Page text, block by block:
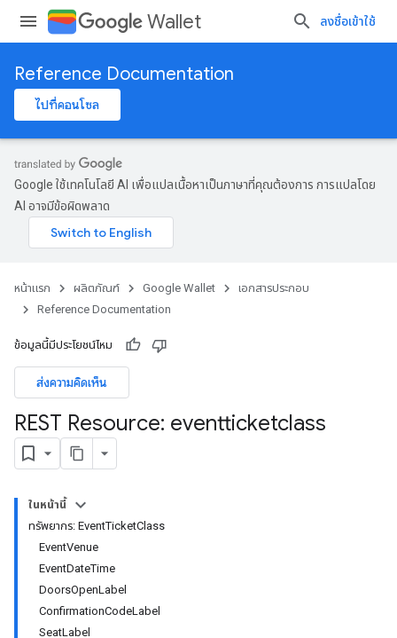
Wallet ลงชื่อเข้าใช้
Reference Documentation
ไปที่คอนโซล
Google ใช้เทคโนโลยี AI เพื่อแปลเนื้อหาเป็นภาษาที่คุณต้องการ การแปลโดย
AI อาจมีข้อผิดพลาด
หน้าแรก ผลิตภัณฑ์ Google Wallet
เอกสารประกอบ
Reference Documentation
ข้อมูลนี้มีประโยชน์ไหม
ส่งความคิดเห็น
REST Resource: eventticketclass
ในหน้านี้
ทรัพยากร: EventTicketClass
EventVenue
EventDateTime
DoorsOpenLabel
ConfirmationCodeLabel
SeatLabel